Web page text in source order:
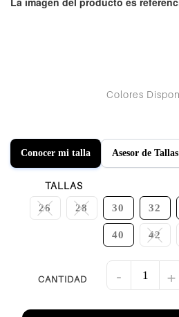
Conocer mi talla Asesor de Tallas
TALLAS
26 28 30 32
40 42
- +